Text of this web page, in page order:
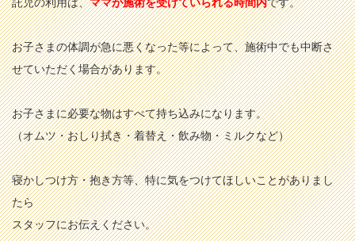
託児の利用は、ママが施術を受けていられる時間内です。
お子さまの体調が急に悪くなった等によって、施術中でも中断さ
せていただく場合があります。
お子さまに必要な物はすべて持ち込みになります。
（オムツ・おしり拭き・着替え・飲み物・ミルクなど）
寝かしつけ方・抱き方等、特に気をつけてほしいことがありまし
たら
スタッフにお伝えください。